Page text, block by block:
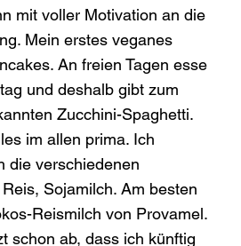
mit voller Motivation an die
Mein erstes veganes
An freien Tagen esse
und deshalb gibt zum
Zucchini-Spaghetti.
im allen prima. Ich
die verschiedenen
Sojamilch. Am besten
Reismilch von Provamel.
schon ab, dass ich künftig